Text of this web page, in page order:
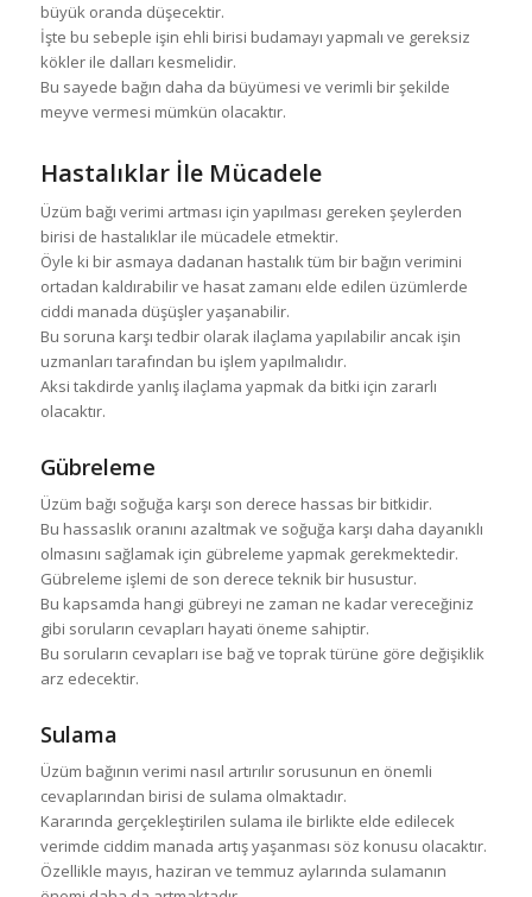
büyük oranda düşecektir.
İşte bu sebeple işin ehli birisi budamayı yapmalı ve gereksiz
kökler ile dalları kesmelidir.
Bu sayede bağın daha da büyümesi ve verimli bir şekilde
meyve vermesi mümkün olacaktır.
Hastalıklar İle Mücadele
Üzüm bağı verimi artması için yapılması gereken şeylerden
birisi de hastalıklar ile mücadele etmektir.
Öyle ki bir asmaya dadanan hastalık tüm bir bağın verimini
ortadan kaldırabilir ve hasat zamanı elde edilen üzümlerde
ciddi manada düşüşler yaşanabilir.
Bu soruna karşı tedbir olarak ilaçlama yapılabilir ancak işin
uzmanları tarafından bu işlem yapılmalıdır.
Aksi takdirde yanlış ilaçlama yapmak da bitki için zararlı
olacaktır.
Gübreleme
Üzüm bağı soğuğa karşı son derece hassas bir bitkidir.
Bu hassaslık oranını azaltmak ve soğuğa karşı daha dayanıklı
olmasını sağlamak için gübreleme yapmak gerekmektedir.
Gübreleme işlemi de son derece teknik bir husustur.
Bu kapsamda hangi gübreyi ne zaman ne kadar vereceğiniz
gibi soruların cevapları hayati öneme sahiptir.
Bu soruların cevapları ise bağ ve toprak türüne göre değişiklik
arz edecektir.
Sulama
Üzüm bağının verimi nasıl artırılır sorusunun en önemli
cevaplarından birisi de sulama olmaktadır.
Kararında gerçekleştirilen sulama ile birlikte elde edilecek
verimde ciddim manada artış yaşanması söz konusu olacaktır.
Özellikle mayıs, haziran ve temmuz aylarında sulamanın